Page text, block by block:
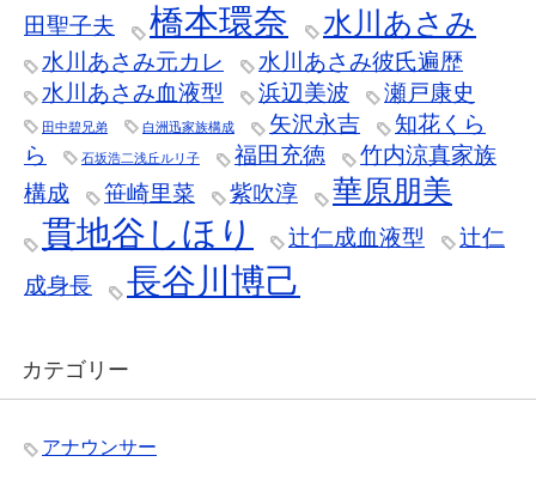
田聖子夫
橋本環奈 水川あさみ
水川あさみ元カレ
水川あさみ彼氏遍歴
水川あさみ血液型
浜辺美波 瀬戸康史
田中碧兄弟 白洲迅家族構成 矢沢永吉
知花くら
ら
石坂浩二浅丘ルリ子 福田充徳
竹内涼真家族
構成
笹崎里菜 紫吹淳 華原朋美
貫地谷しほり 辻仁成血液型
辻仁
成身長
長谷川博己
カテゴリー
アナウンサー